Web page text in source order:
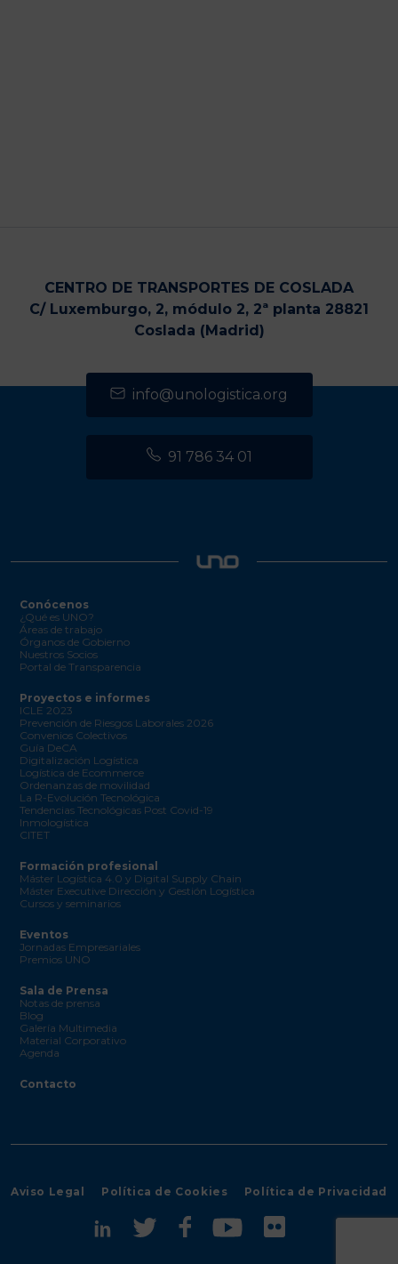
CENTRO DE TRANSPORTES DE COSLADA
C/ Luxemburgo, 2, módulo 2, 2ª planta 28821
Coslada (Madrid)
info@unologistica.org
91 786 34 01
Conócenos
¿Qué es UNO?
Áreas de trabajo
Órganos de Gobierno
Nuestros Socios
Portal de Transparencia
Proyectos e informes
ICLE 2023
Prevención de Riesgos Laborales 2026
Convenios Colectivos
Guía DeCA
Digitalización Logística
Logística de Ecommerce
Ordenanzas de movilidad
La R-Evolución Tecnológica
Tendencias Tecnológicas Post Covid-19
Inmologística
CITET
Formación profesional
Máster Logística 4.0 y Digital Supply Chain
Máster Executive Dirección y Gestión Logística
Cursos y seminarios
Eventos
Jornadas Empresariales
Premios UNO
Sala de Prensa
Notas de prensa
Blog
Galería Multimedia
Material Corporativo
Agenda
Contacto
Aviso Legal Política de Cookies Política de Privacidad